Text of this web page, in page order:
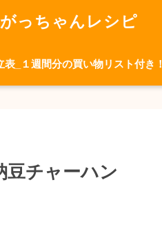
っちゃんレシピ
表_１週間分の買い物リスト付き！
チャーハン